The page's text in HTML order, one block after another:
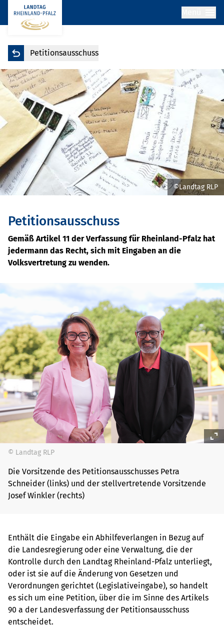
Petitionsausschuss
©Landtag RLP
Petitionsausschuss
Gemäß Artikel 11 der Verfassung für Rheinland-Pfalz hat
jedermann das Recht, sich mit Eingaben an die
Volksvertretung zu wenden.
© Landtag RLP
Die Vorsitzende des Petitionsausschusses Petra
Schneider (links) und der stellvertretende Vorsitzende
Josef Winkler (rechts)
Enthält die Eingabe ein Abhilfeverlangen in Bezug auf
die Landesregierung oder eine Verwaltung, die der
Kontrolle durch den Landtag Rheinland-Pfalz unterliegt,
oder ist sie auf die Änderung von Gesetzen und
Verordnungen gerichtet (Legislativeingabe), so handelt
es sich um eine Petition, über die im Sinne des Artikels
90 a der Landesverfassung der Petitionsausschuss
entscheidet.